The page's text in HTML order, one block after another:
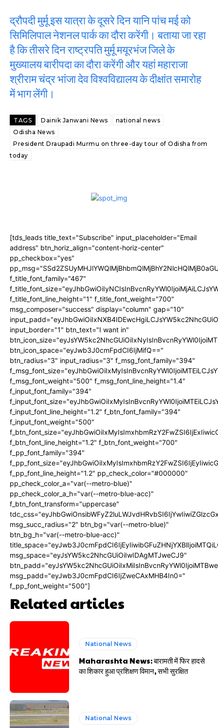
द्रौपदी मुर्मू इस यात्रा के दूसरे दिन यानि पांच मई को
सिमिलिपाल नेशनल पार्क का दौरा करेंगी। बताया जा रहा
है कि तीसरे दिन राष्ट्रपति मुर्मू मयूरभंज जिले के
मुख्यालय बारीपदा का दौरा करेंगी और यहां महाराजा
श्रीराम चंद्र भांजा देव विश्वविद्यालय के दीक्षांत समारोह
में भाग लेंगी।
TAGS Dainik Janwani News
national news
Odisha News
President Draupadi Murmu on three-day tour of Odisha from
today
[tds_leads title_text="Subscribe" input_placeholder="Email
address" btn_horiz_align="content-horiz-center"
pp_checkbox="yes"
f_title_font_family="467"
f_title_font_line_height="1" f_title_font_weight="700"
msg_composer="success" display="column" gap="10"
input_border="1" btn_text="I want in"
btn_icon_space="eyJwb3J0cmFpdCI6IjMifQ=="
btn_radius="3" input_radius="3" f_msg_font_family="394"
f_msg_font_weight="500" f_msg_font_line_height="1.4"
f_input_font_family="394"
f_input_font_line_height="1.2" f_btn_font_family="394"
f_input_font_weight="500"
f_btn_font_line_height="1.2" f_btn_font_weight="700"
f_pp_font_family="394"
f_pp_font_line_height="1.2" pp_check_color="#000000"
pp_check_color_a="var(--metro-blue)"
pp_check_color_a_h="var(--metro-blue-acc)"
f_btn_font_transform="uppercase"
msg_succ_radius="2" btn_bg="var(--metro-blue)"
btn_bg_h="var(--metro-blue-acc)"
msg_space="eyJsYW5kc2NhcGUiOiIwIDAgMTJweCJ9"
msg_padd="eyJwb3J0cmFpdCI6IjZweCAxMHB4In0="
f_pp_font_weight="500"]
Related articles
National News
Maharashta News: बारामती में फिर हादसे
का शिकार हुआ प्रशिक्षण विमान, सभी सुरक्षित
National News